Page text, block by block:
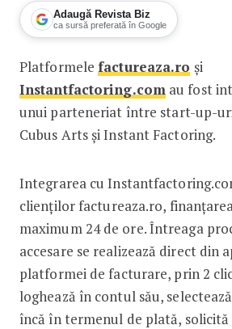
Adaugă Revista Biz
ca sursă preferată în Google
Servicii integrate de
Platformelefactureaza.ro și
Instantfactoring.comau fost
unui parteneriat între start-up-
Cubus Arts și Instant Factoring.
Integrarea cu
clienților factureaza.ro,
maximum 24 de ore. Întreaga
accesare se realizează direct din
platformei de facturare, prin 2
loghează în contul său,
încă în termenul de plată,